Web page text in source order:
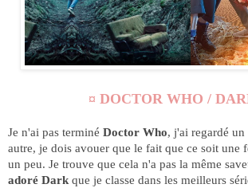
¤ DOCTOR WHO /
Je n'ai pas terminé Doctor Who, j'ai regardé un
autre, je dois avouer que le fait que ce soit une
un peu. Je trouve que cela n'a pas la même
adoré Dark que je classe dans les meilleurs